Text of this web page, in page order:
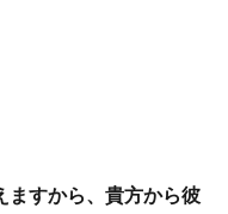
ますから、貴方から彼